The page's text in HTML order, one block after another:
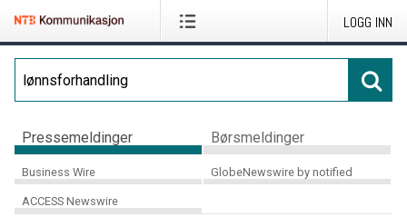
LOGG INN
Pressemeldinger Børsmeldinger
Business Wire GlobeNewswire by notified
ACCESS Newswire